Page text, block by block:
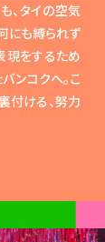
、タイの空気
にも縛られず
現をするため
ンコクへ。こ
付ける、努力